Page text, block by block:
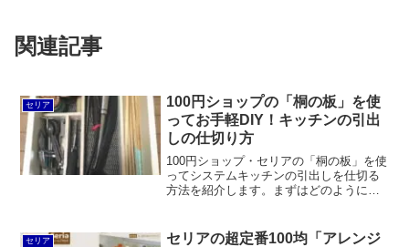
関連記事
セリア
100円ショップの「桐の板」を使
ってお手軽DIY！キッチンの引出
しの仕切り方
100円ショップ・セリアの「桐の板」を使
ってシステムキッチンの引出しを仕切る
方法を紹介します。まずはどのように仕
ようにします。
セリア
セリアの超定番100均「アレンジ